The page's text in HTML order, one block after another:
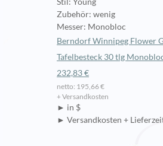
Zubehör: wenig
Messer: Monobloc
Berndorf Winnipeg Flower
Tafelbesteck 30 tlg
232,83 €
netto: 195,66 €
+ Versandkosten
► in $
► Versandkosten +